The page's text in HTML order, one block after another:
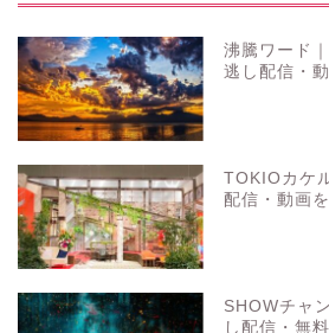
沸騰ワード
逃し配信・
TOKIOカケ
配信・動画
SHOWチャ
し配信・無